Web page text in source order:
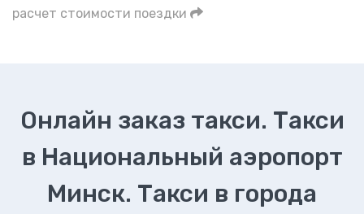
расчет стоимости поездки
Онлайн заказ такси. Такси
в Национальный аэропорт
Минск. Такси в города